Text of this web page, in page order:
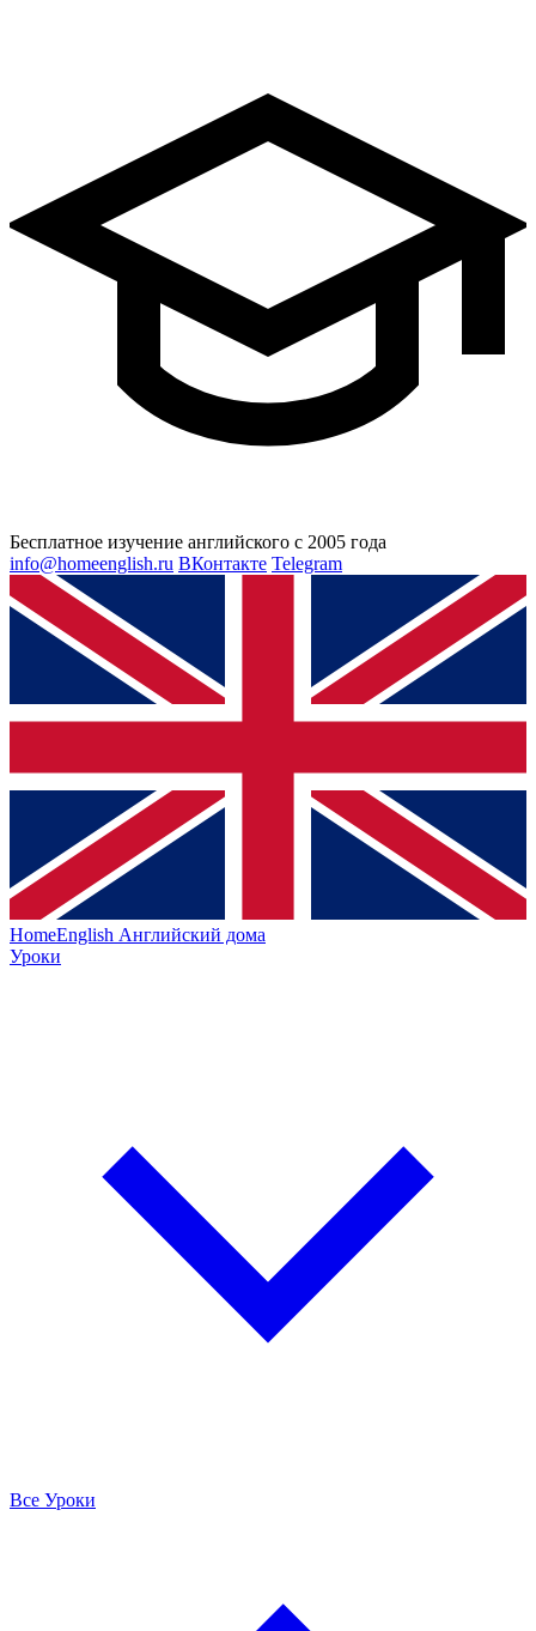
Бесплатное изучение английского с 2005 года
info@homeenglish.ru ВКонтакте Telegram
HomeEnglish Английский дома
Уроки
Все Уроки